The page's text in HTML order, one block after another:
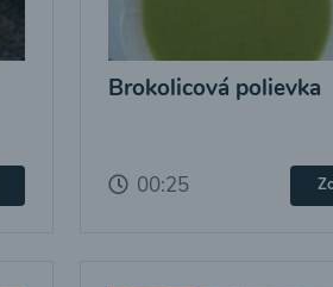
Brokolicová polievka
00:25